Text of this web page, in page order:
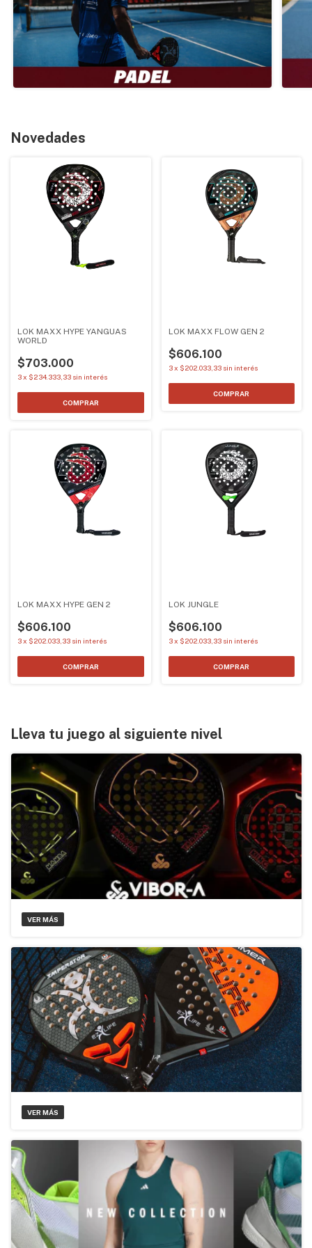
Novedades
LOK MAXX HYPE YANGUAS
WORLD
$703.000
3x $234.333,33 sin interés
LOK MAXX FLOW GEN 2
$606.100
3 x $202.033,33 sin interés
LOK MAXX HYPE GEN 2
$606.100
3x $202.033,33 sin interés
LOK JUNGLE
$606.100
3 x $202.033,33 sin interés
Lleva tu juego al siguiente nivel
VER MÁS
VER MÁS